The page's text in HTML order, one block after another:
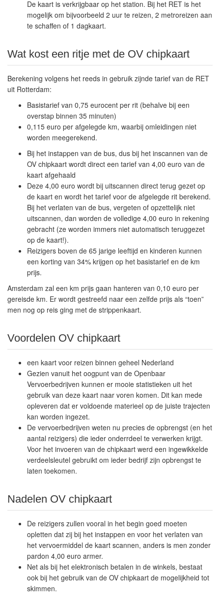
De kaart is verkrijgbaar op het station. Bij het RET is het
mogelijk om bijvoorbeeld 2 uur te reizen, 2 metroreizen aan
te schaffen of 1 dagkaart.
Wat kost een ritje met de OV chipkaart
Berekening volgens het reeds in gebruik zijnde tarief van de RET
uit Rotterdam:
Basistarief van 0,75 eurocent per rit (behalve bij een
overstap binnen 35 minuten)
0,115 euro per afgelegde km, waarbij omleidingen niet
worden meegerekend.
Bij het instappen van de bus, dus bij het inscannen van de
OV chipkaart wordt direct een tarief van 4,00 euro van de
kaart afgehaald
Deze 4,00 euro wordt bij uitscannen direct terug gezet op
de kaart en wordt het tarief voor de afgelegde rit berekend.
Bij het verlaten van de bus, vergeten of opzettelijk niet
uitscannen, dan worden de volledige 4,00 euro in rekening
gebracht (ze worden immers niet automatisch teruggezet
op de kaart!).
Reizigers boven de 65 jarige leeftijd en kinderen kunnen
een korting van 34% krijgen op het basistarief en de km
prijs.
Amsterdam zal een km prijs gaan hanteren van 0,10 euro per
gereisde km. Er wordt gestreefd naar een zelfde prijs als “toen”
men nog op reis ging met de strippenkaart.
Voordelen OV chipkaart
een kaart voor reizen binnen geheel Nederland
Gezien vanuit het oogpunt van de Openbaar
Vervoerbedrijven kunnen er mooie statistieken uit het
gebruik van deze kaart naar voren komen. Dit kan mede
opleveren dat er voldoende materieel op de juiste trajecten
kan worden ingezet.
De vervoerbedrijven weten nu precies de opbrengst (en het
aantal reizigers) die ieder onderrdeel te verwerken krijgt.
Voor het invoeren van de chipkaart werd een ingewikkelde
verdeelsleutel gebruikt om ieder bedrijf zijn opbrengst te
laten toekomen.
Nadelen OV chipkaart
De reizigers zullen vooral in het begin goed moeten
opletten dat zij bij het instappen en voor het verlaten van
het vervoermiddel de kaart scannen, anders is men zonder
pardon 4,00 euro armer.
Net als bij het elektronisch betalen in de winkels, bestaat
ook bij het gebruik van de OV chipkaart de mogelijkheid tot
skimmen.